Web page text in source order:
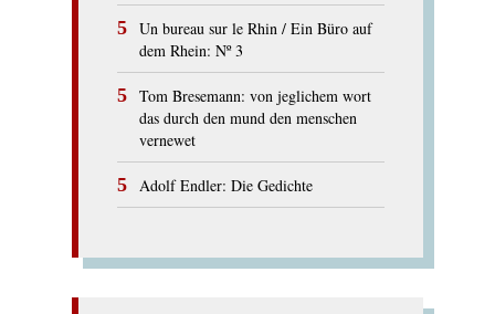
Un bureau sur le Rhin / Ein Büro auf
dem Rhein: Nº 3
Tom Bresemann: von jeglichem wort
das durch den mund den menschen
vernewet
Adolf Endler: Die Gedichte